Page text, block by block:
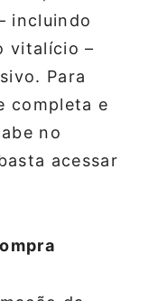
incluindo
vitalício –
Para
completa e
no
acessar